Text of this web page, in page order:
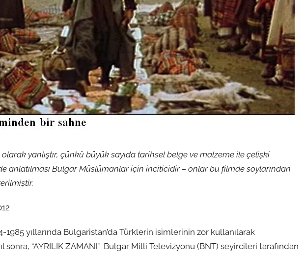
yanlıştır, çünkü büyük sayıda tarihsel belge ve malzeme ile çelişki
anlatılması Bulgar Müslümanlar için inciticidir – onlar bu filmde soylarından
1985 yıllarında Bulgaristan’da Türklerin isimlerinin zor kullanılarak
“AYRILIK ZAMANI” Bulgar Milli Televizyonu (BNT) seyircileri tarafından